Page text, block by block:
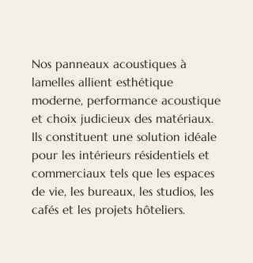
Nos panneaux acoustiques à
lamelles allient esthétique
moderne, performance acoustique
et choix judicieux des matériaux.
Ils constituent une solution idéale
pour les intérieurs résidentiels et
commerciaux tels que les espaces
de vie, les bureaux, les studios, les
cafés et les projets hôteliers.